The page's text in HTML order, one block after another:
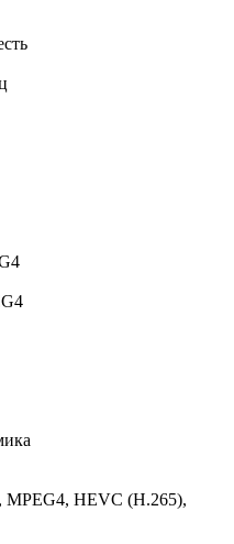
HEVC (H.265),